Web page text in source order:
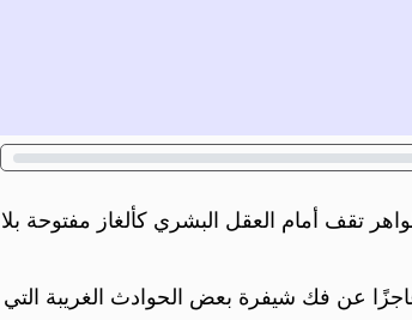
تقف أمام العقل البشري كألغاز مفتوحة
عن فك شيفرة بعض الحوادث الغريبة التي